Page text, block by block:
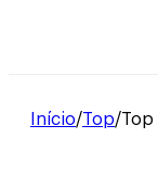
Início/Top/Top